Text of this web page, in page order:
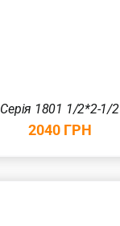
Серія 1801 1/2*2-1/2
2040 ГРН